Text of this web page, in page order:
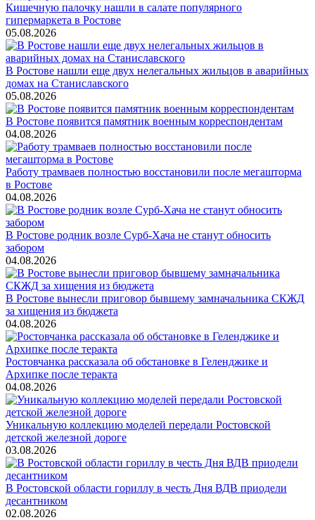
Кишечную палочку нашли в салате популярного
гипермаркета в Ростове
05.08.2026
В Ростове нашли еще двух нелегальных жильцов в аварийных
домах на Станиславского
05.08.2026
В Ростове появится памятник военным корреспондентам
04.08.2026
Работу трамваев полностью восстановили после мегашторма
в Ростове
04.08.2026
В Ростове родник возле Сурб-Хача не станут обносить
забором
04.08.2026
В Ростове вынесли приговор бывшему замначальника СКЖД
за хищения из бюджета
04.08.2026
Ростовчанка рассказала об обстановке в Геленджике и
Архипке после теракта
04.08.2026
Уникальную коллекцию моделей передали Ростовской
детской железной дороге
03.08.2026
В Ростовской области гориллу в честь Дня ВДВ приодели
десантником
02.08.2026